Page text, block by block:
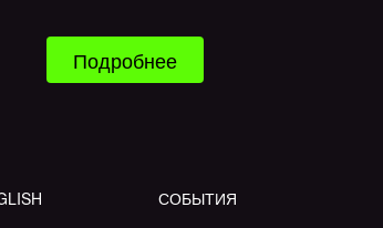
Подробнее
СОБЫТИЯ